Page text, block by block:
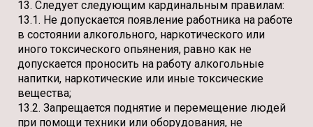
13. Следует следующим кардинальным правилам:
13.1. Не допускается появление работника на работе
в состоянии алкогольного, наркотического или
иного токсического опьянения, равно как не
допускается проносить на работу алкогольные
напитки, наркотические или иные токсические
вещества;
13.2. Запрещается поднятие и перемещение людей
при помощи техники или оборудования, не